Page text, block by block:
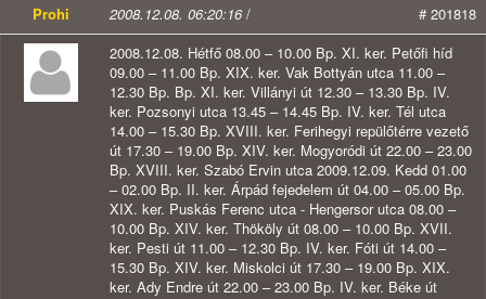
Prohi 2008.12.08. 06:20:16/
# 201818
2008.12.08. Hétfő 08.00 – 10.00 Bp. XI. ker. Petőfi híd
09.00 – 11.00 Bp. XIX. ker. Vak Bottyán utca 11.00 –
12.30 Bp. Bp. XI. ker. Villányi út 12.30 – 13.30 Bp. IV.
ker. Pozsonyi utca 13.45 – 14.45 Bp. IV. ker. Tél utca
14.00 – 15.30 Bp. XVIII. ker. Ferihegyi repülőtérre vezető
út 17.30 – 19.00 Bp. XIV. ker. Mogyoródi út 22.00 – 23.00
Bp. XVIII. ker. Szabó Ervin utca 2009.12.09. Kedd 01.00
– 02.00 Bp. II. ker. Árpád fejedelem út 04.00 – 05.00 Bp.
XIX. ker. Puskás Ferenc utca - Hengersor utca 08.00 –
10.00 Bp. XIV. ker. Thököly út 08.00 – 10.00 Bp. XVII.
ker. Pesti út 11.00 – 12.30 Bp. IV. ker. Fóti út 14.00 –
15.30 Bp. XIV. ker. Miskolci út 17.30 – 19.00 Bp. XIX.
ker. Ady Endre út 22.00 – 23.00 Bp. IV. ker. Béke út